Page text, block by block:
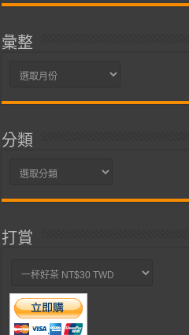
彙整
彙
分類
分
打賞